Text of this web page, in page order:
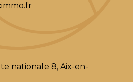
nationale 8, Aix-en-